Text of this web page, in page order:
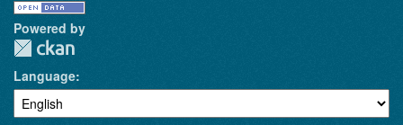
Powered by
Language